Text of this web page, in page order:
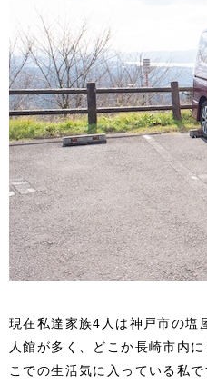
現在私達家族4人は神戸市の塩
人館が多く、どこか長崎市内
こでの生活気に入っている私